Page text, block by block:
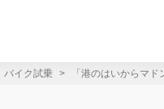
バイク試乗 「港のはいからマ